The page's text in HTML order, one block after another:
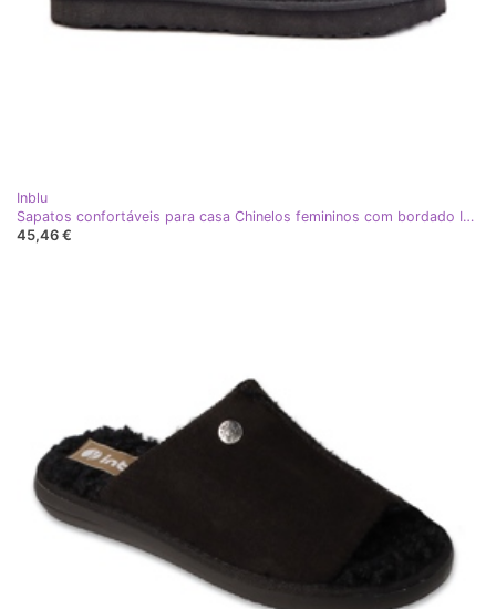
Inblu
Sapatos confortáveis ​​para casa Chinelos femininos com bordado Inblu FX000021 Preto
45,46 €